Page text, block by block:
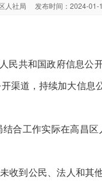
人社局 发布时间：2024-
民共和国政府信息公
渠道，持续加大信息
结合工作实际在高昌
收到公民、法人和其